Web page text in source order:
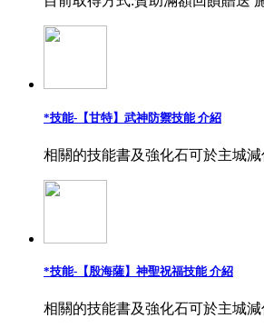
*技能-【甘特】武神防禦技能 介紹
相關的技能書及強化石可於主城
*技能-【殷海薩】神聖祝福技能 介紹
相關的技能書及強化石可於主城